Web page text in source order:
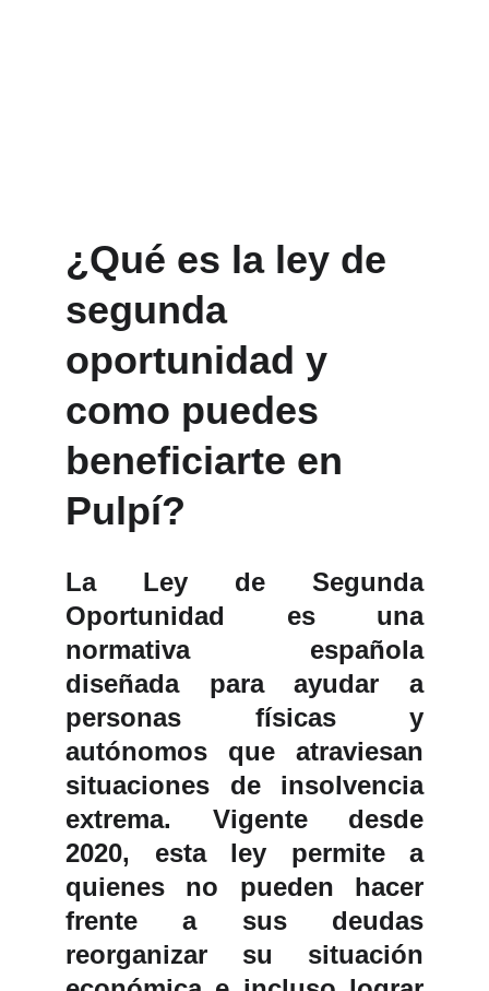
¿Qué es la ley de
segunda
oportunidad y
como puedes
beneficiarte en
Pulpí?
La Ley de Segunda
Oportunidad es una
normativa española
diseñada para ayudar a
personas físicas y
autónomos que atraviesan
situaciones de insolvencia
extrema. Vigente desde
2020, esta ley permite a
quienes no pueden hacer
frente a sus deudas
reorganizar su situación